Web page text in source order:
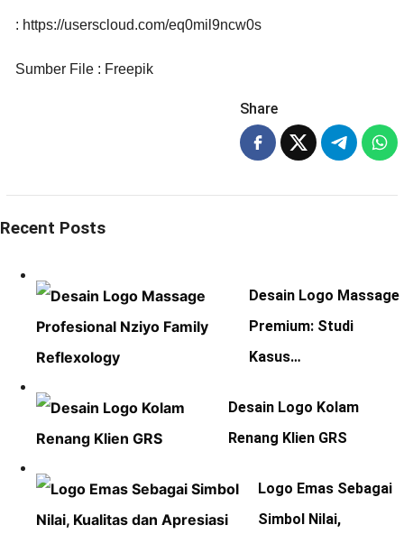
: https://userscloud.com/eq0mil9ncw0s
Sumber File : Freepik
Share
Recent Posts
Desain Logo Massage
Premium: Studi
Kasus…
Desain Logo Kolam
Renang Klien GRS
Logo Emas Sebagai
Simbol Nilai,